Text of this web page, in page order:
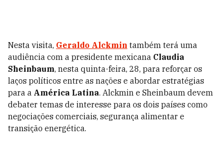
Nesta visita, Geraldo Alckmin também terá uma
audiência com a presidente mexicana Claudia
Sheinbaum, nesta quinta-feira, 28, para reforçar os
laços políticos entre as nações e abordar estratégias
para a América Latina. Alckmin e Sheinbaum devem
debater temas de interesse para os dois países como
negociações comerciais, segurança alimentar e
transição energética.